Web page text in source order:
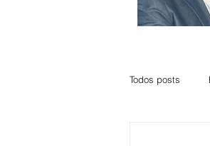
Todos posts
VAGA